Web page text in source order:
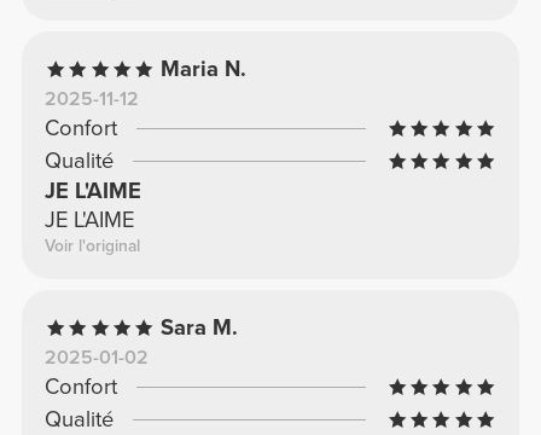
Maria N.
2025-11-12
Confort
Qualité
JE L'AIME
JE L'AIME
Voir l'original
Sara M.
2025-01-02
Confort
Qualité